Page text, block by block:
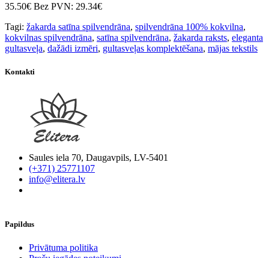
35.50€ Bez PVN: 29.34€
Tagi: žakarda satīna spilvendrāna, spilvendrāna 100% kokvilna,
kokvilnas spilvendrāna, satīna spilvendrāna, žakarda raksts, eleganta
gultasveļa, dažādi izmēri, gultasveļas komplektēšana, mājas tekstils
Kontakti
Saules iela 70, Daugavpils, LV-5401
(+371) 25771107
info@elitera.lv
Papildus
​Privātuma politika